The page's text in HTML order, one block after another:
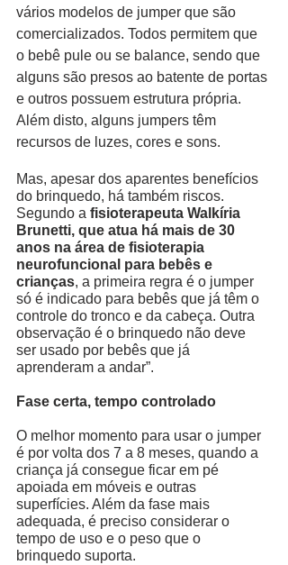
vários modelos de jumper que são
comercializados. Todos permitem que
o bebê pule ou se balance, sendo que
alguns são presos ao batente de portas
e outros possuem estrutura própria.
Além disto, alguns jumpers têm
recursos de luzes, cores e sons.
Mas, apesar dos aparentes benefícios
do brinquedo, há também riscos.
Segundo a fisioterapeuta Walkíria
Brunetti, que atua há mais de 30
anos na área de fisioterapia
neurofuncional para bebês e
crianças, a primeira regra é o jumper
só é indicado para bebês que já têm o
controle do tronco e da cabeça. Outra
observação é o brinquedo não deve
ser usado por bebês que já
aprenderam a andar”.
Fase certa, tempo controlado
O melhor momento para usar o jumper
é por volta dos 7 a 8 meses, quando a
criança já consegue ficar em pé
apoiada em móveis e outras
superfícies. Além da fase mais
adequada, é preciso considerar o
tempo de uso e o peso que o
brinquedo suporta.